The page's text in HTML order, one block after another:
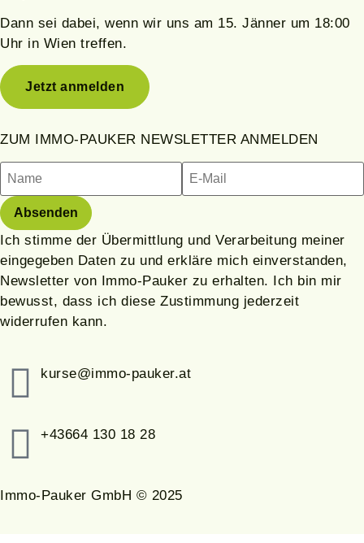
Dann sei dabei, wenn wir uns am 15. Jänner um 18:00
Uhr in Wien treffen.
Jetzt anmelden
ZUM IMMO-PAUKER NEWSLETTER ANMELDEN
Ich stimme der Übermittlung und Verarbeitung meiner
eingegeben Daten zu und erkläre mich einverstanden,
Newsletter von Immo-Pauker zu erhalten. Ich bin mir
bewusst, dass ich diese Zustimmung jederzeit
widerrufen kann.
kurse@immo-pauker.at
+43664 130 18 28
Immo-Pauker GmbH © 2025